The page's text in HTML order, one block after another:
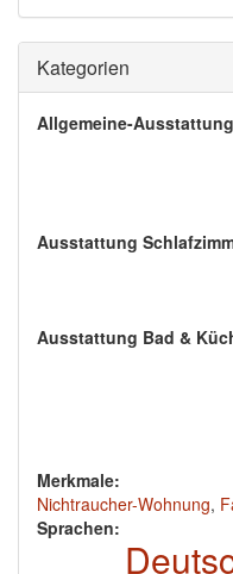
Ausblenden
Kategorien
Allgemeine-
Ausstattung
Ausstattung Bad &
Merkmale:
Nichtraucher-Wohnung,
Sprachen: